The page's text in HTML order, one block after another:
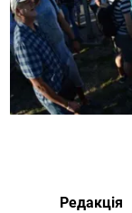
Редакція